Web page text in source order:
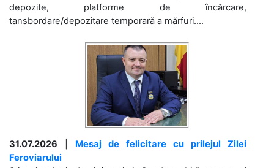
depozite, platforme de încărcare,
tansbordare/depozitare temporară a mărfuri....
31.07.2026
Mesaj de felicitare cu prilejul Zilei
Feroviarului